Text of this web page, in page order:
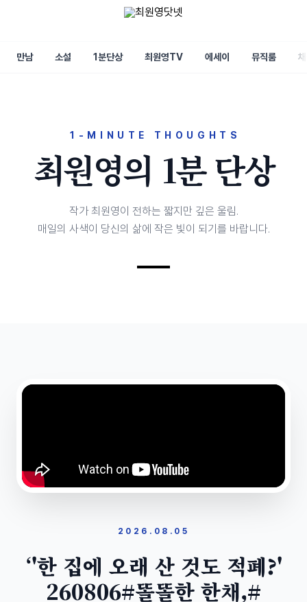
만남 소설 1분단상 최원영TV 에세이 뮤직룸
1-MINUTE THOUGHTS
최원영의 1분 단상
작가 최원영이 전하는 짧지만 깊은 울림.
매일의 사색이 당신의 삶에 작은 빛이 되기를 바랍니다.
2026.08.05
‘'한 집에 오래 산 것도 적폐?'
260806#똘똘한 한채,#